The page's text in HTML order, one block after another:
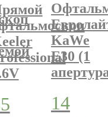
KaWe
Е30 (1
14